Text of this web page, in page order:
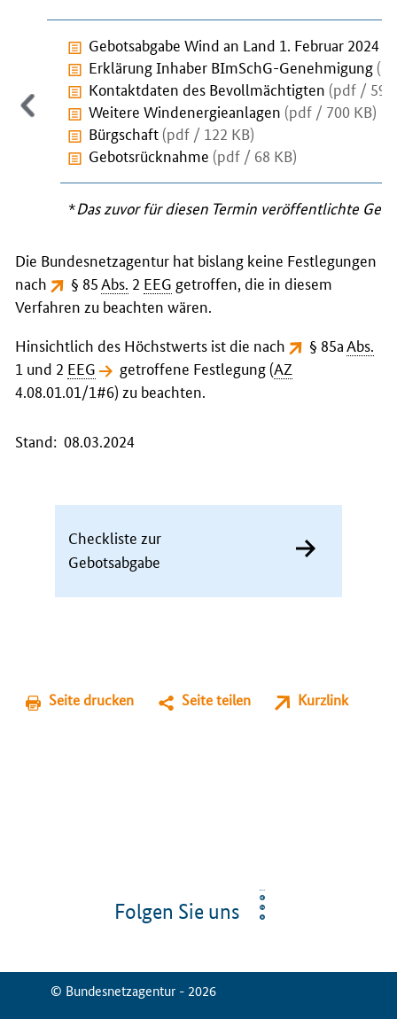
*Das zuvor für diesen Termin veröffentlichte
Gebotsabgabe Wind an Land 1. Februar 2024
Erklärung Inhaber BImSchG-Genehmigung
Kontaktdaten des Bevollmächtigten (pdf / 599
Weitere Windenergieanlagen (pdf / 700 KB)
Bürgschaft (pdf / 122 KB)
Gebotsrücknahme (pdf / 68 KB)
Die Bundesnetzagentur hat bislang keine Festlegungen
nach
§ 85Abs. 2 EEG getroffen, die in diesem
Verfahren zu beachten wären.
Hinsichtlich des Höchstwerts ist die nach
§ 85aAbs.
1 und 2 EEG getroffene Festlegung(AZ
4.08.01.01/1#6) zu beachten.
Stand: 08.03.2024
Checkliste zur
Gebotsabgabe
Seite drucken Seite teilen Kurzlink
Folgen Sie uns
© Bundesnetzagentur - 2026